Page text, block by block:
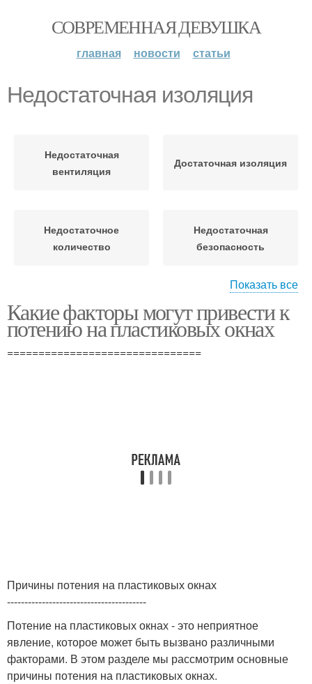
СОВРЕМЕННАЯ ДЕВУШКА
главная новости статьи
Недостаточная изоляция
Недостаточная
вентиляция
Достаточная изоляция
Недостаточное
количество
Недостаточная
безопасность
Недостаточная
прочность
водостойкость
Показать все
Какие факторы могут привести к
потению на пластиковых окнах
===============================
Причины потения на пластиковых окнах
----------------------------------------
Потение на пластиковых окнах - это неприятное
явление, которое может быть вызвано различными
факторами. В этом разделе мы рассмотрим основные
причины потения на пластиковых окнах.